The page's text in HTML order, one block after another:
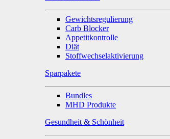
Gewichtsregulierung
Carb Blocker
Appetitkontrolle
Diät
Stoffwechselaktivierung
Sparpakete
Bundles
MHD Produkte
Gesundheit & Schönheit